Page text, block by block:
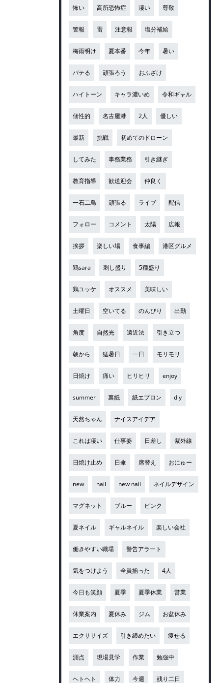
怖い 高所恐怖症 凄い 尊敬
警報 雷 注意報 塩分補給
梅雨明け 夏本番 今年 暑い
バテる 頑張ろう おふざけ
ハイトーン キャラ濃いめ 令和ギャル
個性的 名古屋港 2人 優しい
最新 挑戦 初めてのドローン
してみた 事務業務 引き継ぎ
教育指導 歓送迎会 仲良く
一石二鳥 頑張る ライブ 配信
フォロー コメント 太陽 広報
挨拶 楽しい場 食事編 港区グルメ
鶏sara 刺し盛り 5種盛り
鶏ユッケ オススメ 美味しい
土曜日 空いてる のんびり 出勤
角度 自然光 遠近法 引き立つ
朝から 猛暑日 一日 モリモリ
日焼け 痛い ヒリヒリ enjoy
summer 裏紙 紙エプロン diy
天然ちゃん ナイスアイデア
これは凄い 仕事姿 日差し 紫外線
日焼け止め 日傘 席替え おにゅー
new nail new nail ネイルデザイン
マグネット ブルー ピンク
夏ネイル ギャルネイル 楽しい会社
働きやすい職場 警告アラート
気をつけよう 全員揃った 4人
今日も笑顔 夏季 夏季休業 営業
休業案内 夏休み ジム お盆休み
エクササイズ 引き締めたい 痩せる
測点 現場見学 作業 勉強中
ヘトヘト 体力 今週 残り二日